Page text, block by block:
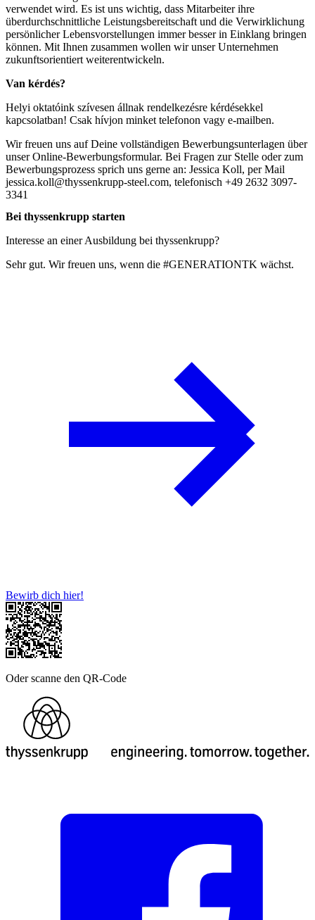
verwendet wird. Es ist uns wichtig, dass Mitarbeiter ihre
überdurchschnittliche Leistungsbereitschaft und die Verwirklichung
persönlicher Lebensvorstellungen immer besser in Einklang bringen
können. Mit Ihnen zusammen wollen wir unser Unternehmen
zukunftsorientiert weiterentwickeln.
Van kérdés?
Helyi oktatóink szívesen állnak rendelkezésre kérdésekkel
kapcsolatban! Csak hívjon minket telefonon vagy e-mailben.
Wir freuen uns auf Deine vollständigen Bewerbungsunterlagen über
unser Online-Bewerbungsformular. Bei Fragen zur Stelle oder zum
Bewerbungsprozess sprich uns gerne an: Jessica Koll, per Mail
jessica.koll@thyssenkrupp-steel.com, telefonisch +49 2632 3097-
3341
Bei thyssenkrupp starten
Interesse an einer Ausbildung bei thyssenkrupp?
Sehr gut. Wir freuen uns, wenn die #GENERATIONTK wächst.
Bewirb dich hier!
Oder scanne den QR-Code